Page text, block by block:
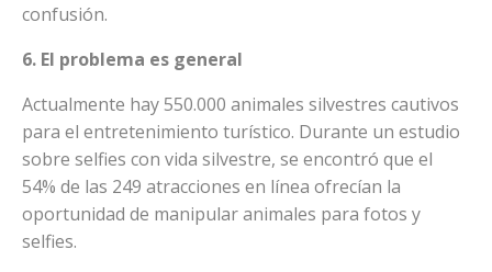
confusión.
6. El problema es general
Actualmente hay 550.000 animales silvestres cautivos
para el entretenimiento turístico. Durante un estudio
sobre selfies con vida silvestre, se encontró que el
54% de las 249 atracciones en línea ofrecían la
oportunidad de manipular animales para fotos y
selfies.